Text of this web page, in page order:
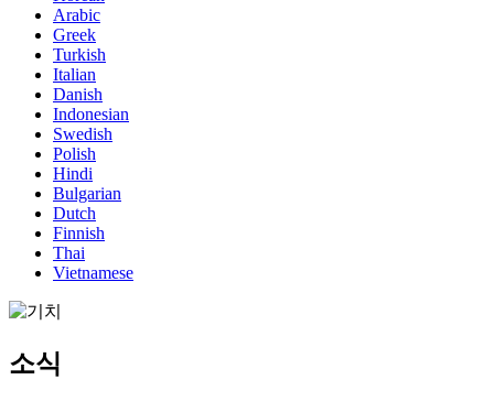
Arabic
Greek
Turkish
Italian
Danish
Indonesian
Swedish
Polish
Hindi
Bulgarian
Dutch
Finnish
Thai
Vietnamese
소식